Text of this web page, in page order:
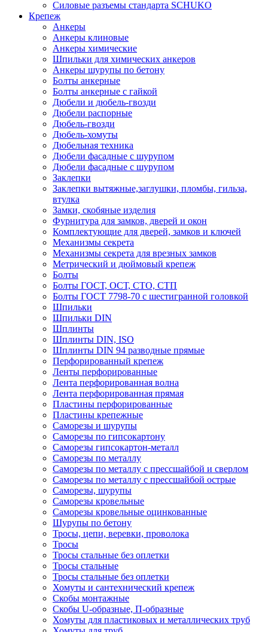
Силовые разъемы стандарта SCHUKO
Крепеж
Анкеры
Анкеры клиновые
Анкеры химические
Шпильки для химических анкеров
Анкеры шурупы по бетону
Болты анкерные
Болты анкерные с гайкой
Дюбели и дюбель-гвозди
Дюбели распорные
Дюбель-гвозди
Дюбель-хомуты
Дюбельная техника
Дюбели фасадные с шурупом
Дюбели фасадные с шурупом
Заклепки
Заклепки вытяжные,заглушки, пломбы, гильза,
втулка
Замки, скобяные изделия
Фурнитура для замков, дверей и окон
Комплектующие для дверей, замков и ключей
Механизмы секрета
Механизмы секрета для врезных замков
Метрический и дюймовый крепеж
Болты
Болты ГОСТ, ОСТ, СТО, СТП
Болты ГОСТ 7798-70 с шестигранной головкой
Шпильки
Шпильки DIN
Шплинты
Шплинты DIN, ISO
Шплинты DIN 94 разводные прямые
Перфорированный крепеж
Ленты перфорированные
Лента перфорированная волна
Лента перфорированная прямая
Пластины перфорированные
Пластины крепежные
Саморезы и шурупы
Саморезы по гипсокартону
Саморезы гипсокартон-металл
Саморезы по металлу
Саморезы по металлу с прессшайбой и сверлом
Саморезы по металлу с прессшайбой острые
Саморезы, шурупы
Саморезы кровельные
Саморезы кровельные оцинкованные
Шурупы по бетону
Тросы, цепи, веревки, проволока
Тросы
Тросы стальные без оплетки
Тросы стальные
Тросы стальные без оплетки
Хомуты и сантехнический крепеж
Скобы монтажные
Скобы U-образные, П-образные
Хомуты для пластиковых и металлических труб